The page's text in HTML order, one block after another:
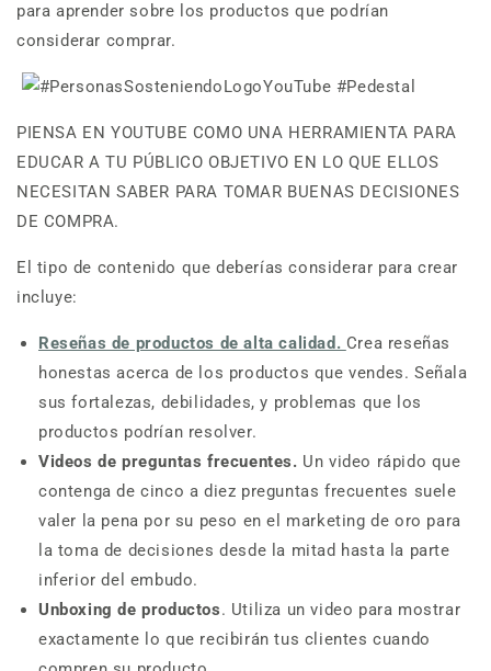
para aprender sobre los productos que podrían
considerar comprar.
PIENSA EN YOUTUBE COMO UNA HERRAMIENTA PARA
EDUCAR A TU PÚBLICO OBJETIVO EN LO QUE ELLOS
NECESITAN SABER PARA TOMAR BUENAS DECISIONES
DE COMPRA.
El tipo de contenido que deberías considerar para crear
incluye:
Reseñas de productos de alta calidad. Crea reseñas
honestas acerca de los productos que vendes. Señala
sus fortalezas, debilidades, y problemas que los
productos podrían resolver.
Videos de preguntas frecuentes. Un video rápido que
contenga de cinco a diez preguntas frecuentes suele
valer la pena por su peso en el marketing de oro para
la toma de decisiones desde la mitad hasta la parte
inferior del embudo.
Unboxing de productos. Utiliza un video para mostrar
exactamente lo que recibirán tus clientes cuando